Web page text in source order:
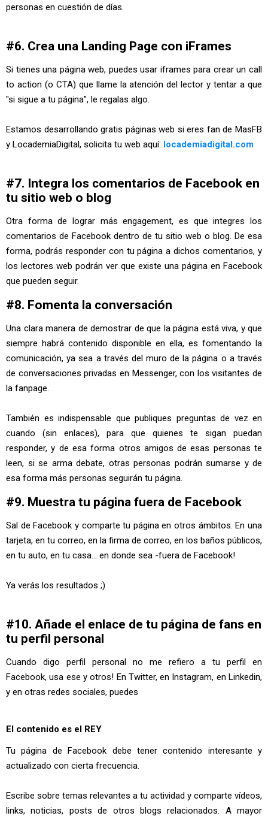
personas en cuestión de días.
#6. Crea una Landing Page con iFrames
Si tienes una página web, puedes usar iframes para crear un call
to action (o CTA) que llame la atención del lector y tentar a que
"si sigue a tu página", le regalas algo.
Estamos desarrollando gratis páginas web si eres fan de MasFB
y LocademiaDigital, solicita tu web aquí: locademiadigital.com
#7. Integra los comentarios de Facebook en
tu sitio web o blog
Otra forma de lograr más engagement, es que integres los
comentarios de Facebook dentro de tu sitio web o blog. De esa
forma, podrás responder con tu página a dichos comentarios, y
los lectores web podrán ver que existe una página en Facebook
que pueden seguir.
#8. Fomenta la conversación
Una clara manera de demostrar de que la página está viva, y que
siempre habrá contenido disponible en ella, es fomentando la
comunicación, ya sea a través del muro de la página o a través
de conversaciones privadas en Messenger, con los visitantes de
la fanpage.
También es indispensable que publiques preguntas de vez en
cuando (sin enlaces), para que quienes te sigan puedan
responder, y de esa forma otros amigos de esas personas te
leen, si se arma debate, otras personas podrán sumarse y de
esa forma más personas seguirán tu página.
#9. Muestra tu página fuera de Facebook
Sal de Facebook y comparte tu página en otros ámbitos. En una
tarjeta, en tu correo, en la firma de correo, en los baños públicos,
en tu auto, en tu casa... en donde sea -fuera de Facebook!
Ya verás los resultados ;)
#10. Añade el enlace de tu página de fans en
tu perfil personal
Cuando digo perfil personal no me refiero a tu perfil en
Facebook, usa ese y otros! En Twitter, en Instagram, en Linkedin,
y en otras redes sociales, puedes
El contenido es el REY
Tu página de Facebook debe tener contenido interesante y
actualizado con cierta frecuencia.
Escribe sobre temas relevantes a tu actividad y comparte vídeos,
links, noticias, posts de otros blogs relacionados. A mayor